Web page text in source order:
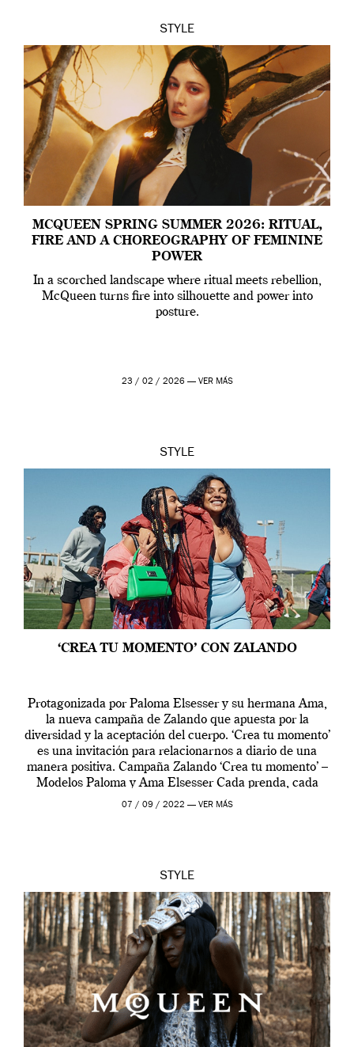
STYLE
MCQUEEN SPRING SUMMER 2026: RITUAL,
FIRE AND A CHOREOGRAPHY OF FEMININE
POWER
In a scorched landscape where ritual meets rebellion,
McQueen turns fire into silhouette and power into
posture.
23 / 02 / 2026 — VER MÁS
STYLE
‘CREA TU MOMENTO’ CON ZALANDO
Protagonizada por Paloma Elsesser y su hermana Ama,
la nueva campaña de Zalando que apuesta por la
diversidad y la aceptación del cuerpo. ‘Crea tu momento’
es una invitación para relacionarnos a diario de una
manera positiva. Campaña Zalando ‘Crea tu momento’ –
Modelos Paloma y Ama Elsesser Cada prenda, cada
outfit, cada momento, caracteriza […]
07 / 09 / 2022 — VER MÁS
STYLE